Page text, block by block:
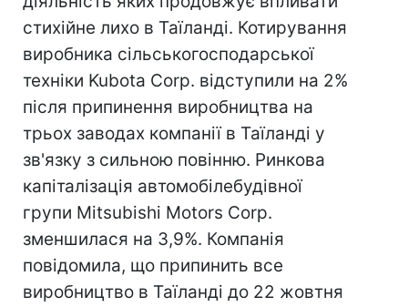
стихійне лихо в Таїланді. Котирування
виробника сільськогосподарської
техніки Kubota Corp. відступили на 2%
після припинення виробництва на
трьох заводах компанії в Таїланді у
зв'язку з сильною повінню. Ринкова
капіталізація автомобілебудівної
групи Mitsubishi Motors Corp.
зменшилася на 3,9%. Компанія
повідомила, що припинить все
виробництво в Таїланді до 22 жовтня